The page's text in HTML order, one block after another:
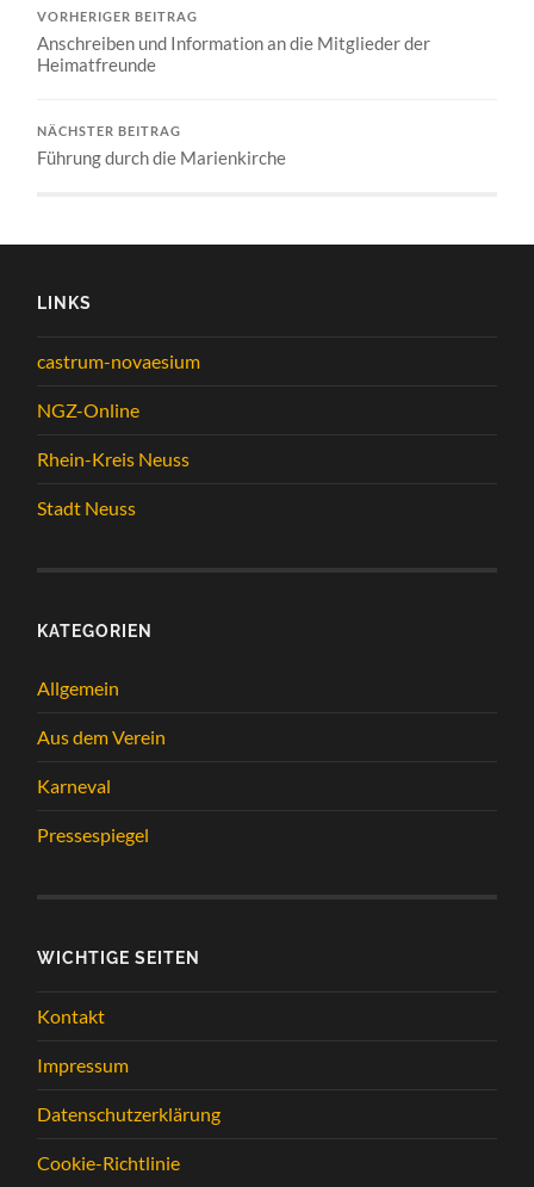
VORHERIGER BEITRAG
Anschreiben und Information an die Mitglieder der
Heimatfreunde
NÄCHSTER BEITRAG
Führung durch die Marienkirche
LINKS
castrum-novaesium
NGZ-Online
Rhein-Kreis Neuss
Stadt Neuss
KATEGORIEN
Allgemein
Aus dem Verein
Karneval
Pressespiegel
WICHTIGE SEITEN
Kontakt
Impressum
Datenschutzerklärung
Cookie-Richtlinie